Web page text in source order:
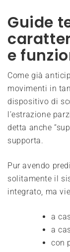
Guide
e
Come già
movimenti in
dispositivo di
l’estrazione
detta anche
supporta.
Pur avendo
solitamente il
integrato, ma
a
a
con